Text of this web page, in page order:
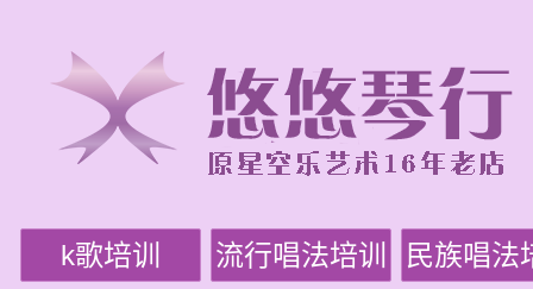
k歌培训 流行唱法培训 民族唱法